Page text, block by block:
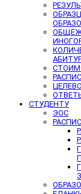
СТУДЕНТУ
ЭОС